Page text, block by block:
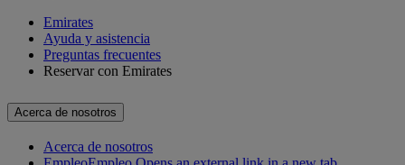
Emirates
Ayuda y asistencia
Preguntas frecuentes
Reservar con Emirates
Acerca de nosotros
Acerca de nosotros